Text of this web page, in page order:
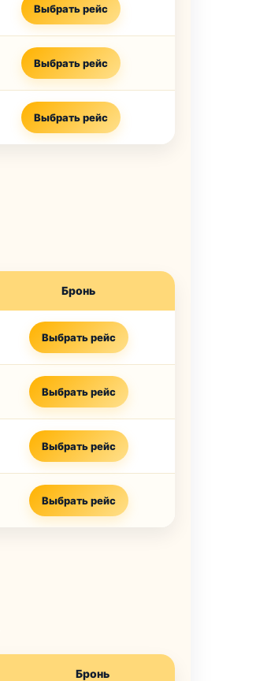
Выбрать рейс
Выбрать рейс
Выбрать рейс
Бронь
Выбрать рейс
Выбрать рейс
Выбрать рейс
Выбрать рейс
Бронь